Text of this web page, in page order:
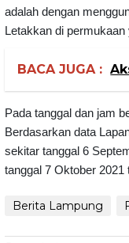
adalah dengan
Letakkan di
BACA JUGA :
Pada tanggal dan jam
Berdasarkan data
sekitar tanggal 6
tanggal 7 Oktober 2021
Berita Lampung